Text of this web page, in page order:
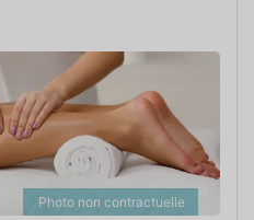
Photo non contractuelle